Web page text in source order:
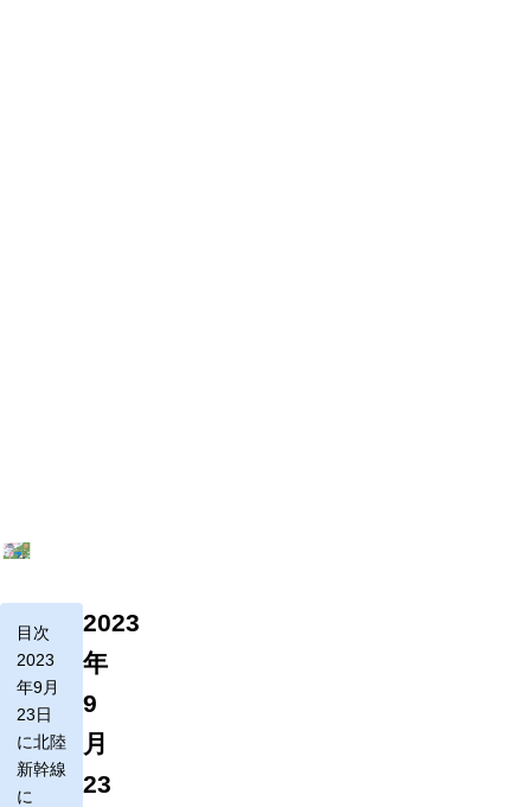
目次
2023
年9月
23日
に北陸
新幹線
に
2023
年
9
月
23